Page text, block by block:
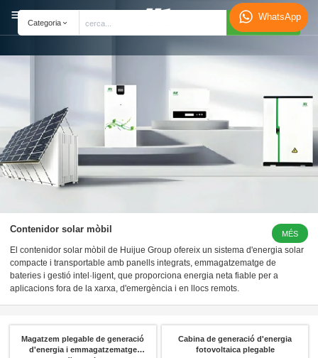
WhatsApp
Categoria Cerca
Contenidor solar mòbil MÉS
El contenidor solar mòbil de Huijue Group ofereix un sistema d'energia solar
compacte i transportable amb panells integrats, emmagatzematge de
bateries i gestió intel·ligent, que proporciona energia neta fiable per a
aplicacions fora de la xarxa, d'emergència i en llocs remots.
Magatzem plegable de generació
d'energia i emmagatzematge
Cabina de generació d'energia
fotovoltaica plegable